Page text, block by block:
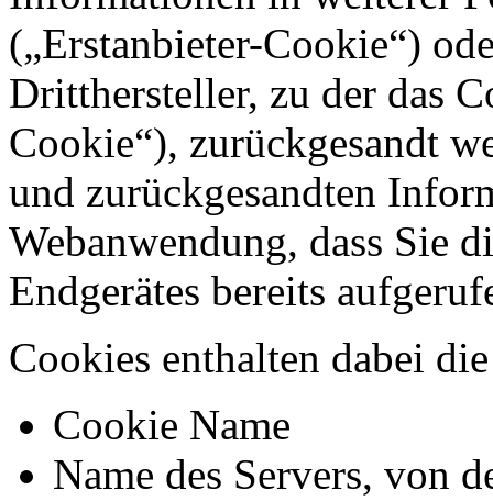
(„Erstanbieter-Cookie“)
Dritthersteller, zu der das
Cookie“), zurückgesandt
und zurückgesandten
Webanwendung, dass Sie
Endgerätes bereits
Cookies enthalten dabei
Cookie Name
Name des Servers, von